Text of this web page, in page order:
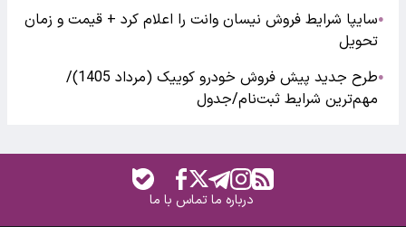
●سایپا شرایط فروش نیسان وانت را اعلام کرد + قیمت و زمان
تحویل
●
طرح جدید پیش فروش خودرو کوییک (مرداد 1405)/
مهم‌ترین شرایط ثبت‌نام/جدول
درباره ماتماس با ما